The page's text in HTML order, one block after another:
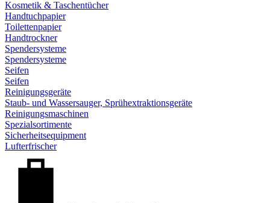
Kosmetik & Taschentücher
Handtuchpapier
Toilettenpapier
Handtrockner
Spendersysteme
Spendersysteme
Seifen
Seifen
Reinigungsgeräte
Staub- und Wassersauger, Sprühextraktionsgeräte
Reinigungsmaschinen
Spezialsortimente
Sicherheitsequipment
Lufterfrischer